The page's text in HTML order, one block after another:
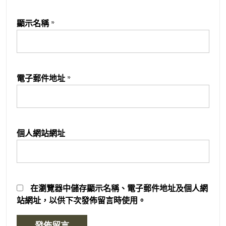
顯示名稱 *
電子郵件地址 *
個人網站網址
在瀏覽器中儲存顯示名稱、電子郵件地址及個人網
站網址，以供下次發佈留言時使用。